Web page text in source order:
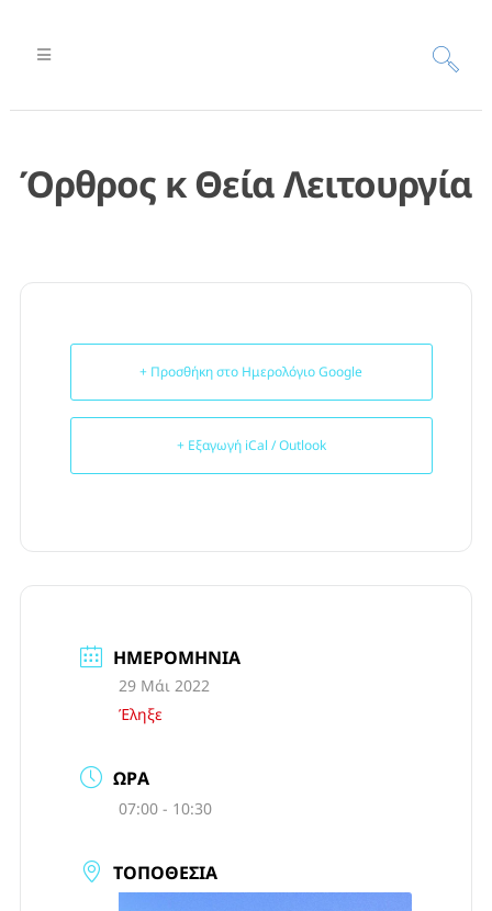
Όρθρος κ Θεία Λειτουργία
+ Προσθήκη στο Ημερολόγιο Google
+ Εξαγωγή iCal / Outlook
ΗΜΕΡΟΜΗΝΊΑ
29 Μάι 2022
Έληξε
ΏΡΑ
07:00 - 10:30
ΤΟΠΟΘΕΣΊΑ